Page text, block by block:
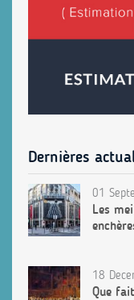
Dernières
01
Les
18
Que